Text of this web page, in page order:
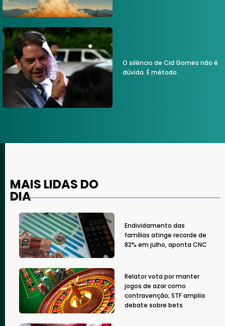
O silêncio de Cid Gomes não é
dúvida. É método.
MAIS LIDAS DO
DIA
Endividamento das
famílias atinge recorde de
82% em julho, aponta CNC
Relator vota por manter
jogos de azar como
contravenção; STF amplia
debate sobre bets